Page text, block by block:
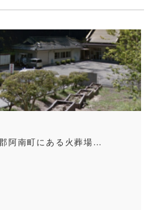
阿南町にある火葬場…